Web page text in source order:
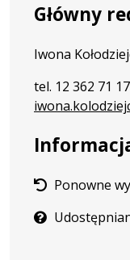
Główny
Iwona
tel. 12 362 71 17
Ponowne